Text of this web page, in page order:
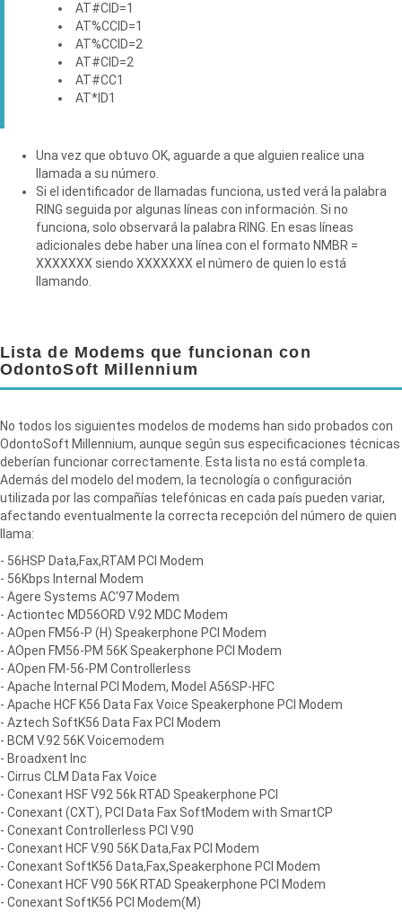
AT#CID=1
AT%CCID=1
AT%CCID=2
AT#CID=2
AT#CC1
AT*ID1
Una vez que obtuvo OK, aguarde a que alguien realice una
llamada a su número.
Si el identificador de llamadas funciona, usted verá la palabra
RING seguida por algunas líneas con información. Si no
funciona, solo observará la palabra RING. En esas líneas
adicionales debe haber una línea con el formato NMBR =
XXXXXXX siendo XXXXXXX el número de quien lo está
llamando.
Lista de Modems que funcionan con
OdontoSoft Millennium
No todos los siguientes modelos de modems han sido probados con
OdontoSoft Millennium, aunque según sus especificaciones técnicas
deberían funcionar correctamente. Esta lista no está completa.
Además del modelo del modem, la tecnología o configuración
utilizada por las compañías telefónicas en cada país pueden variar,
afectando eventualmente la correcta recepción del número de quien
llama:
- 56HSP Data,Fax,RTAM PCI Modem
- 56Kbps Internal Modem
- Agere Systems AC'97 Modem
- Actiontec MD56ORD V.92 MDC Modem
- AOpen FM56-P (H) Speakerphone PCI Modem
- AOpen FM56-PM 56K Speakerphone PCI Modem
- AOpen FM-56-PM Controllerless
- Apache Internal PCI Modem, Model A56SP-HFC
- Apache HCF K56 Data Fax Voice Speakerphone PCI Modem
- Aztech SoftK56 Data Fax PCI Modem
- BCM V.92 56K Voicemodem
- Broadxent Inc
- Cirrus CLM Data Fax Voice
- Conexant HSF V92 56k RTAD Speakerphone PCI
- Conexant (CXT), PCI Data Fax SoftModem with SmartCP
- Conexant Controllerless PCI V.90
- Conexant HCF V.90 56K Data,Fax PCI Modem
- Conexant SoftK56 Data,Fax,Speakerphone PCI Modem
- Conexant HCF V90 56K RTAD Speakerphone PCI Modem
- Conexant SoftK56 PCI Modem(M)